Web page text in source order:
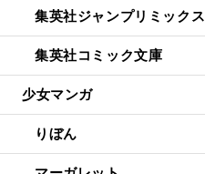
集英社ジャンプリミックス
集英社コミック文庫
少女マンガ
りぼん